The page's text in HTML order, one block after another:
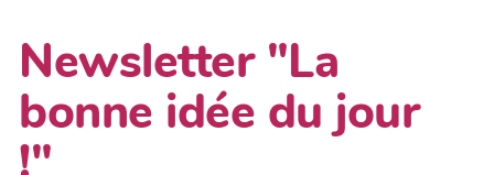
Newsletter "La
bonne idée du jour